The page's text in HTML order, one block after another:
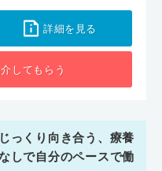
詳細を見る
してもらう
っくり向き合う、療養
しで自分のペースで働